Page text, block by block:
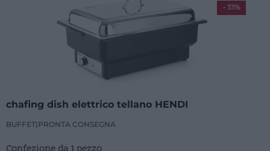
chafing dish elettrico tellano HENDI
BUFFET| PRONTA CONSEGNA
- 33%